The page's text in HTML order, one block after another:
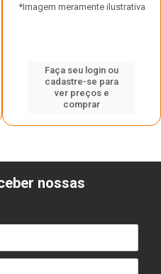
*Imagem meramente ilustrativa
Faça seu login ou
cadastre-se para
ver preços e
comprar
nossas